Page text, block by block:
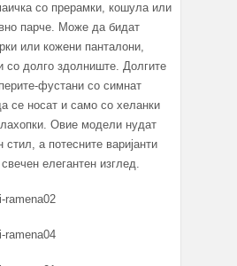
со прерамки, кошула или
парче. Може да бидат
или кожени панталони,
со долго здолниште. Долгите
фустани со симнат
се носат и само со хеланки
Овие модели нудат
а потесните варијанти
елегантен изглед.